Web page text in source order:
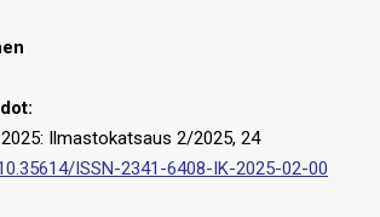
Ilmastokatsaus 2/2025, 24
ISSN-2341-6408-IK-2025-02-00